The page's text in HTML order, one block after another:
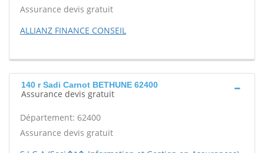
Assurance devis gratuit
ALLIANZ FINANCE CONSEIL
140 r Sadi Carnot BETHUNE 62400
Assurance devis gratuit
Département: 62400
Assurance devis gratuit